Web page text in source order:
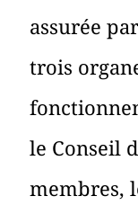
assurée par
trois
le Conseil
membres,